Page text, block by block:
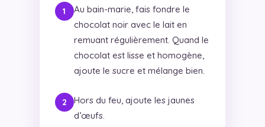
Au bain-marie, fais fondre le
chocolat noir avec le lait en
remuant régulièrement. Quand le
chocolat est lisse et homogène,
ajoute le sucre et mélange bien.
Hors du feu, ajoute les jaunes
d’œufs.